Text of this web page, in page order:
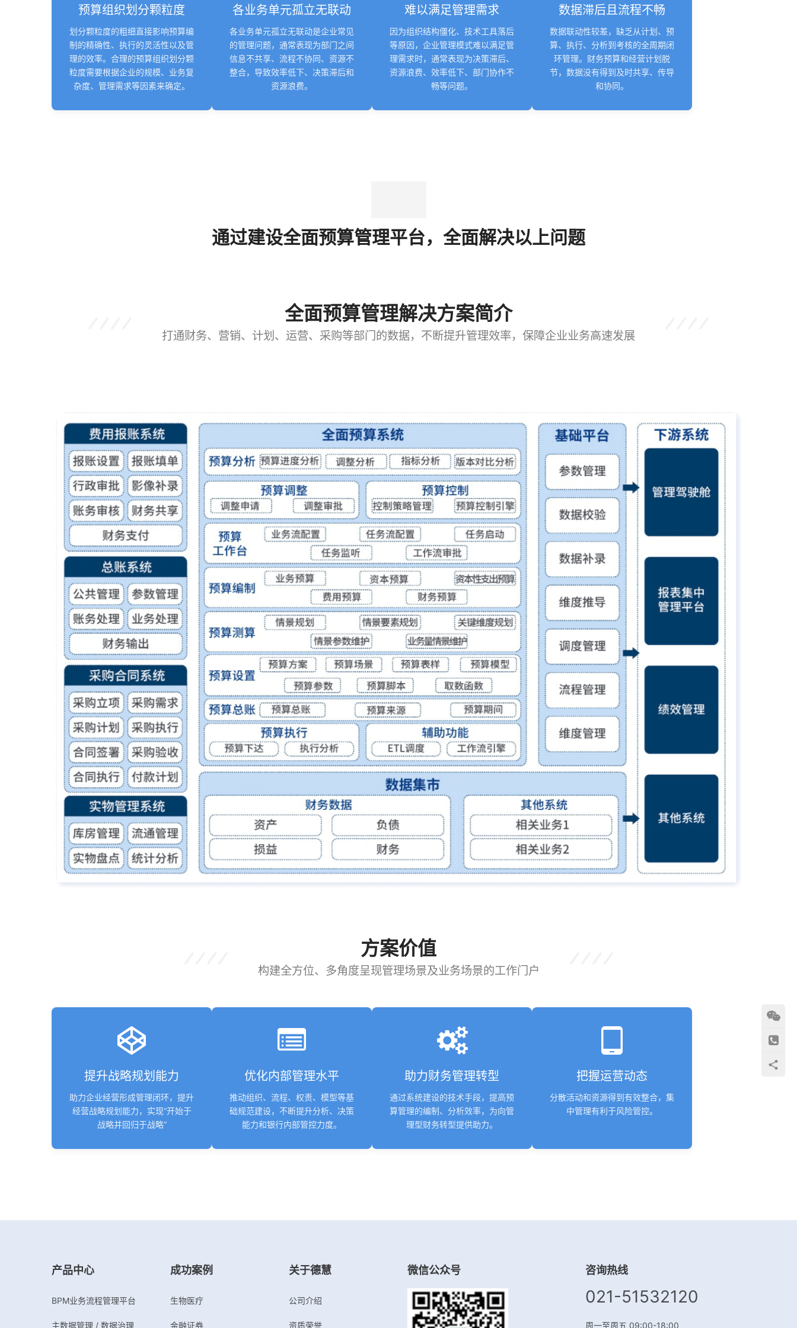
预算组织划分颗粒度
划分颗粒度的粗细直接影响预算编
制的精确性、执行的灵活性以及管
理的效率。合理的预算组织划分颗
粒度需要根据企业的规模、业务复
杂度、管理需求等因素来确定。
各业务单元孤立无联动
各业务单元孤立无联动是企业常见
的管理问题，通常表现为部门之间
信息不共享、流程不协同、资源不
整合，导致效率低下、决策滞后和
资源浪费。
难以满足管理需求
因为组织结构僵化、技术工具落后
等原因，企业管理模式难以满足管
理需求时，通常表现为决策滞后、
资源浪费、效率低下、部门协作不
畅等问题。
数据滞后且流程不畅
数据联动性较差，缺乏从计划、预
算、执行、分析到考核的全周期闭
环管理。财务预算和经营计划脱
节，数据没有得到及时共享、传导
和协同。
通过建设全面预算管理平台，全面解决以上问题
全面预算管理解决方案简介
打通财务、营销、计划、运营、采购等部门的数据，不断提升管理效率，保障企业业务高速发展
方案价值
构建全方位、多角度呈现管理场景及业务场景的工作门户
提升战略规划能力
助力企业经营形成管理闭环，提升
经营战略规划能力，实现“开始于
战略并回归于战略”
优化内部管理水平
推动组织、流程、权责、模型等基
础规范建设，不断提升分析、决策
能力和银行内部管控力度。
助力财务管理转型
通过系统建设的技术手段，提高预
算管理的编制、分析效率，为向管
理型财务转型提供助力。
把握运营动态
分散活动和资源得到有效整合，集
中管理有利于风险管控。
产品中心
BPM业务流程管理平台
主数据管理 / 数据治理
成功案例
生物医疗
金融证券
关于德慧
公司介绍
资质荣誉
微信公众号 咨询热线
021-51532120
周一至周五 09:00-18:00